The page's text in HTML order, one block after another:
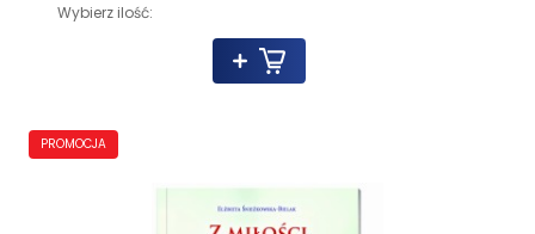
Wybierz ilość:
PROMOCJA